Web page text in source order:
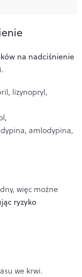
na nadciśnienie
lizynopryl,
amlodypina,
więc możne
ryzyko
we krwi.